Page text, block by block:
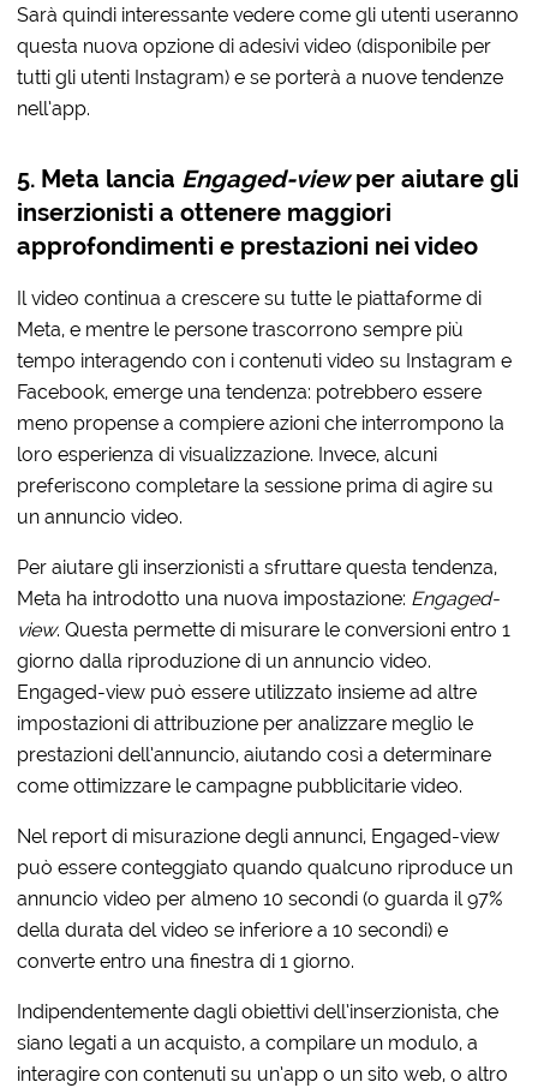
Sarà quindi interessante vedere come gli utenti useranno
questa nuova opzione di adesivi video (disponibile per
tutti gli utenti Instagram) e se porterà a nuove tendenze
nell’app.
5. Meta lancia Engaged-viewper aiutare gli
inserzionisti a ottenere maggiori
approfondimenti e prestazioni nei video
Il video continua a crescere su tutte le piattaforme di
Meta, e mentre le persone trascorrono sempre più
tempo interagendo con i contenuti video su Instagram e
Facebook, emerge una tendenza: potrebbero essere
meno propense a compiere azioni che interrompono la
loro esperienza di visualizzazione. Invece, alcuni
preferiscono completare la sessione prima di agire su
un annuncio video.
Per aiutare gli inserzionisti a sfruttare questa tendenza,
Meta ha introdotto una nuova impostazione: Engaged-
view. Questa permette di misurare le conversioni entro 1
giorno dalla riproduzione di un annuncio video.
Engaged-view può essere utilizzato insieme ad altre
impostazioni di attribuzione per analizzare meglio le
prestazioni dell’annuncio, aiutando così a determinare
come ottimizzare le campagne pubblicitarie video.
Nel report di misurazione degli annunci, Engaged-view
può essere conteggiato quando qualcuno riproduce un
annuncio video per almeno 10 secondi (o guarda il 97%
della durata del video se inferiore a 10 secondi) e
converte entro una finestra di 1 giorno.
Indipendentemente dagli obiettivi dell’inserzionista, che
siano legati a un acquisto, a compilare un modulo, a
interagire con contenuti su un’app o un sito web, o altro